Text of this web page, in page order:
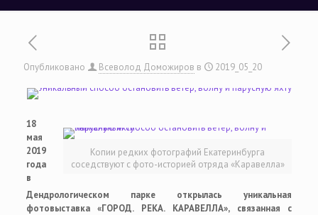
Опубликовано Всеволод Доможиров в 2019_05_20
Копии редких фотографий Екатеринбурга
соседствуют с фото-историей отряда «Каравелла»
18
мая
2019
года
в
Дендрологическом парке открылась уникальная
фотовыставка «ГОРОД. РЕКА. КАРАВЕЛЛА», связанная с